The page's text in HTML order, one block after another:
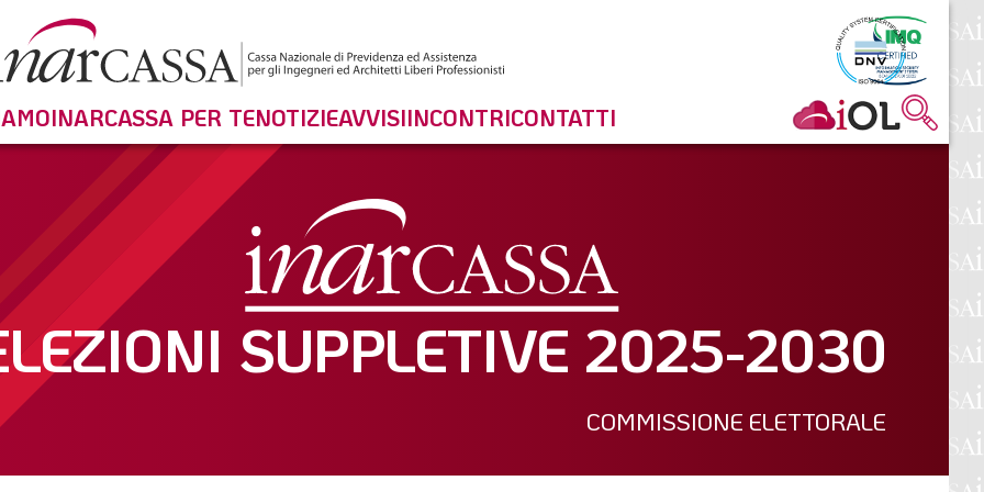
INARCASSA PER TENOTIZIEAVVISIINCONTRICONTATTI
SUPPLETIVE 2025-2030
COMMISSIONE ELETTORALE